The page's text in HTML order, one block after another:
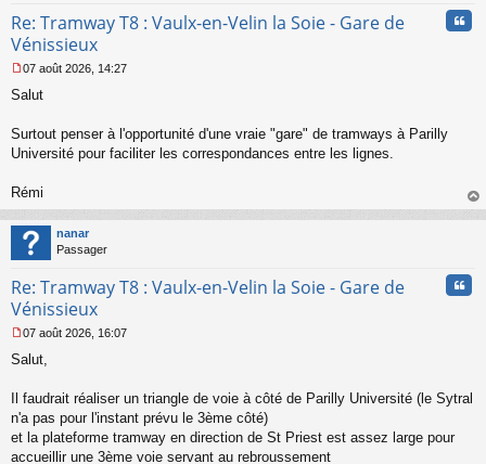
Re: Tramway T8 : Vaulx-en-Velin la Soie - Gare de
Vénissieux
e
s
a
g
n
o
n
l
u
07 août 2026, 14:27
Salut
Surtout penser à l'opportunité d'une vraie "gare" de tramways à Parilly
Université pour faciliter les correspondances entre les lignes.
Rémi
au
nanar
Passager
Re: Tramway T8 : Vaulx-en-Velin la Soie - Gare de
Vénissieux
e
s
g
e
n
07 août 2026, 16:07
Salut,
Il faudrait réaliser un triangle de voie à côté de Parilly Université (le Sytral
n'a pas pour l'instant prévu le 3ème côté)
et la plateforme tramway en direction de St Priest est assez large pour
accueillir une 3ème voie servant au rebroussement